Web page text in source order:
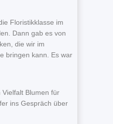
Floristikklasse im
Dann gab es von
die wir im
bringen kann. Es war
Blumen für
ins Gespräch über